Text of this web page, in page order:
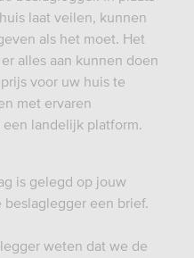
laat veilen, kunnen
als het moet. Het
alles aan kunnen doen
voor uw huis te
met ervaren
landelijk platform.
is gelegd op jouw
beslaglegger een brief.
weten dat we de